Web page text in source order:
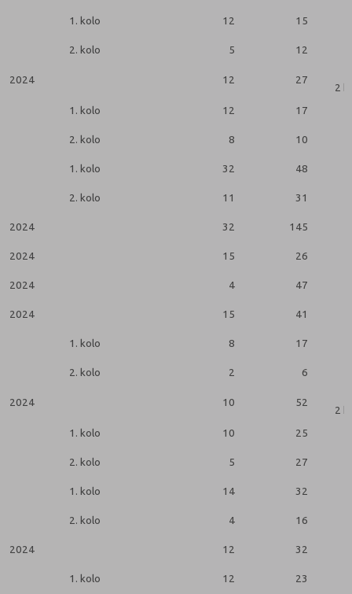
1. kolo 12 15
2. kolo 5 12
2024 12 27
2
1. kolo
12 17
2. kolo 8 10
1. kolo 32 48
2. kolo 11 31
2024 32 145
2024 15 26
2024 4 47
2024 15 41
1. kolo 8 17
2. kolo 2 6
2024 10 52
2
1. kolo
10 25
2. kolo 5 27
1. kolo 14 32
2. kolo 4 16
2024 12 32
1. kolo 12 23